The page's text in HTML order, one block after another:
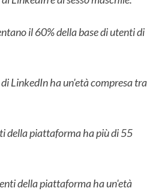
il 60% della base di utenti di
LinkedIn ha un'età compresa tra
della piattaforma ha più di 55
della piattaforma ha un'età